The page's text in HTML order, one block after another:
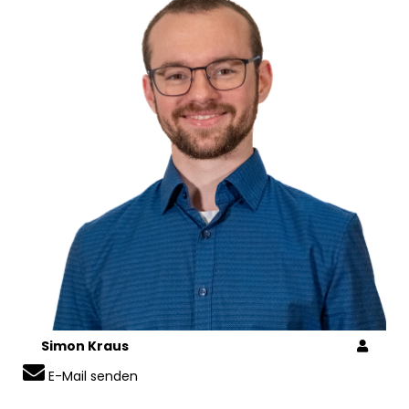
Simon Kraus
E-Mail senden